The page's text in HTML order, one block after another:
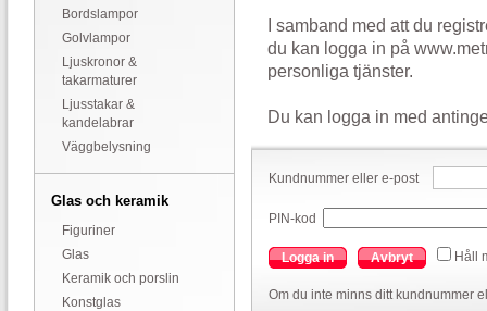
Bordslampor
Golvlampor
Ljuskronor &
takarmaturer
Ljusstakar &
kandelabrar
Väggbelysning
Glas och keramik
Figuriner
Glas
Keramik och porslin
Konstglas
I samband med att du
du kan logga in på
personliga tjänster.
Du kan logga in med
Kundnummer eller e-post
PIN-kod
Logga in Avbryt Håll
Om du inte minns ditt kundnummer